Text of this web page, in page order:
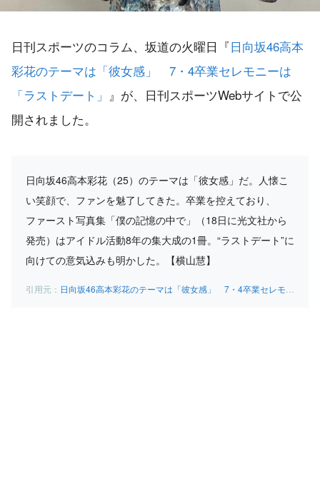
日刊スポーツのコラム、坂道の火曜日『日向坂46高本
彩花のテーマは「彼女感」 7・4卒業セレモニーは
「ラストデート」 』が、日刊スポーツWebサイトで公
開されました。
日向坂46高本彩花（25）のテーマは「彼女感」だ。人懐こ
い笑顔で、ファンを魅了してきた。卒業を控えており、
ファースト写真集「僕の記憶の中で」（18日に光文社から
発売）はアイドル活動8年の集大成の1冊。“ラストデート”に
向けての意気込みも明かした。【横山慧】
日向坂46高本彩花のテーマは「彼女感」 7・4卒業セレモニーは「ラストデート」 – 坂道の火曜日 – 芸能コラム : 日刊スポーツ